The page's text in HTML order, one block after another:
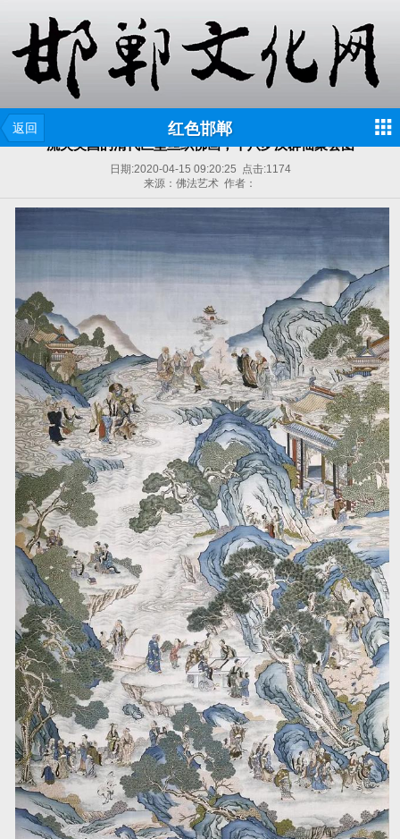
返回 红色邯郸
流失美国的清代巨型丝织佛画，十八罗汉群仙聚会图
日期:2020-04-15 09:20:25 点击:1174
来源：佛法艺术 作者：